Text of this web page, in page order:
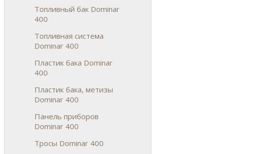
Топливный бак Dominar
400
Топливная система
Dominar 400
Пластик бака Dominar
400
Пластик бака, метизы
Dominar 400
Панель приборов
Dominar 400
Тросы Dominar 400